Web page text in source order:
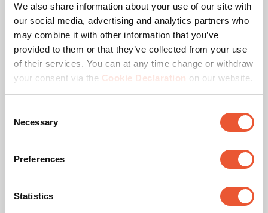
We also share information about your use of our site with
our social media, advertising and analytics partners who
may combine it with other information that you’ve
provided to them or that they’ve collected from your use
of their services. You can at any time change or withdraw
your consent via the Cookie Declaration on our website.
Selection
Necessary
Preferences
Statistics
Produits apparentés